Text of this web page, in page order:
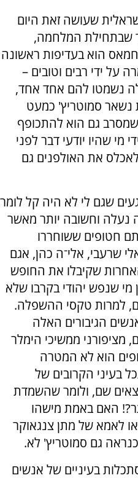
שעושה זאת היום
שבתחילת המלחמה,
הוא בעדיפות ראשונה
על ידי רבים וטובים –
נשמטו להם אחד אחד,
סמוטריץ' כמעט
שמסרב גם הוא להתכופף
מי שהיו יודעי דבר לפני
את האולפנים גם
שגם לי לא היה קל לומר
נעלה וחשובה יותר מאשר
חטופים ששוחררו
שרעבי, אלי־ה כהן, אגם
שקיבלו את החופש
שנפש יהודי בקרבו שלא
למרות טקסי ההשפלה.
הגיבורים האלה
מציפורני ממשיכי הימלר
הוא לא המטרה
בעיני הקרובים של
שם, ולומר שהשמדת
האם באמת מישהו
לאמא של מתן צנגאוקר
גם סמוטריץ' לא.
בעיניים של אנשים